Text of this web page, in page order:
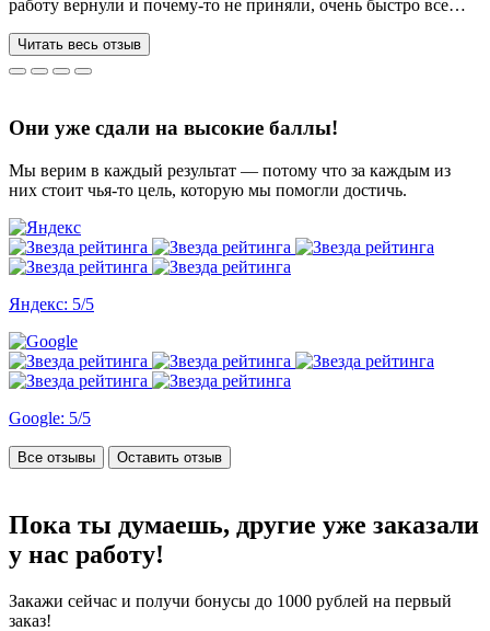
работу вернули и почему-то не приняли, очень быстро все
за 3 недели, до последнего не верила, что такое возможно, но
все удалось. Спасибо, что вы есть))
Читать весь отзыв
Они уже сдали на высокие баллы!
Мы верим в каждый результат — потому что за каждым из
них стоит чья-то цель, которую мы помогли достичь.
Яндекс: 5/5
Google: 5/5
Все отзывы Оставить отзыв
Пока ты думаешь, другие уже заказали
у нас работу!
Закажи сейчас и получи бонусы до 1000 рублей на первый
заказ!